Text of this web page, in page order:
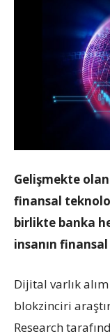
Gelişmekte
finansal
birlikte banka
insanın
Dijital varlık
blokzinciri
Research